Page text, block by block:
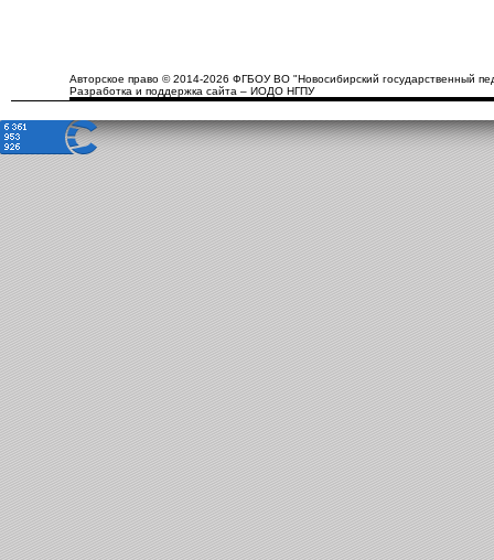
Авторское право © 2014-2026 ФГБОУ ВО "Новосибирский государственный
Разработка и поддержка сайта – ИОДО НГПУ